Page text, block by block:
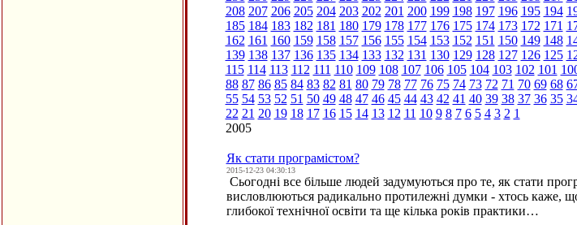
208 207 206 205 204 203 202 201 200 199 198 197 196 195 194
185 184 183 182 181 180 179 178 177 176 175 174 173 172 171
162 161 160 159 158 157 156 155 154 153 152 151 150 149 148
139 138 137 136 135 134 133 132 131 130 129 128 127 126 125
115 114 113 112 111 110 109 108 107 106 105 104 103 102 101
88 87 86 85 84 83 82 81 80 79 78 77 76 75 74 73 72 71 70 69 68
55 54 53 52 51 50 49 48 47 46 45 44 43 42 41 40 39 38 37 36 35
22 21 20 19 18 17 16 15 14 13 12 11 10 9 8 7 6 5 4 3 2 1
2005
Як стати програмістом?
2015-12-23 04:30:13
Сьогодні все більше людей задумуються про те, як стати
висловлюються радикально протилежні думки - хтось каже,
глибокої технічної освіти та ще кілька років практики…